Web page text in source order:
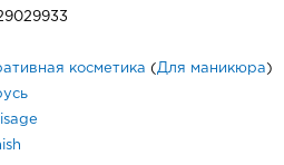
косметика ( Для маникюра )